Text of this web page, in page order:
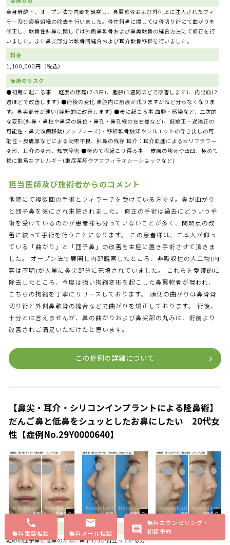
全身麻酔下、オープン法で内部を観察し、鼻翼軟骨および外側上に注入されたフィ
ラー及び瘢痕組織の除去を行いました。骨性斜鼻に関しては骨切り術にて曲がりを
修正し、軟骨性斜鼻に関しては外側鼻軟骨および鼻翼軟骨の縫合方法にて修正を行
いました。また鼻尖部分は軟骨間縫合および耳介軟骨移植を行いました。
料金
1,100,000円（税込）
治療のリスク
●初期に起こる事 軽度の疼痛(2-3日)、腫脹(1週間ほどで改善します)、内出血(2
週ほどで改善します) ●術後の変化 鼻腔内に瘢痕が残りますが殆ど分らなくなりま
す。鼻尖部分が硬い(経時的に改善します) ●希に起こる事 血腫・感染など、二次的
な変形(斜鼻・鼻柱や鼻梁の偏位・鼻孔・鼻孔縁の左右差など)、低矯正・過矯正の
可能性・鼻尖頭側移動(アップノーズ)・移植軟骨触知やシルエットの浮き出しの可
能性・皮膚厚などによる効果不良、斜鼻の残存 耳介：耳介血腫によるカリフラワー
変形、耳介の変形、知覚障害 ●極めて稀起こり得る事 皮膚の壊死や凸凹、極めて
稀に重篤なアレルギー(重症薬疹やアナフィラキシーショックなど)
担当医師及び施術者からのコメント
他院にて複数回の手術とフィラー？を受けている方です。鼻が曲がり
と団子鼻を気にされ来院されました。 修正の手術は過去にどういう手
術を受けているのかが患者様も分っていないことが多く、問題点の改
善に絞って手術を行うことになります。 この患者様は、ご本人が仰っ
ている「曲がり」と「団子鼻」の改善を主座に置き手術させて頂きま
した。 オープン法で展開し内部観察したところ、非吸収性の人工物(内
容は不明)が大量に鼻尖部分に充填されていました。 これらを愛護的に
除去したところ、今度は強い拘縮変形を起こした鼻翼軟骨が現われ、
こちらの拘縮を丁寧にリリースしております。 頭側の曲がりは鼻骨骨
切り術と外側鼻軟骨の縫合などで曲がりを矯正しております。 術後、
十分とは言えませんが、鼻の曲がりおよび鼻尖部の丸みは、術前より
改善されご満足いただけたと思います。
この症例の詳細について
【鼻尖・耳介・シリコンインプラントによる隆鼻術】
だんご鼻と低鼻をシュッとしたお鼻にしたい 20代女
性【症例No.29Y0000640】
術前評価
軽めの団子鼻と低鼻のため、鼻下1/3が目立っている方
無料電話相談 無料メール相談
無料カウンセリング・
初診予約